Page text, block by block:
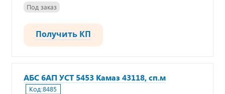
Под заказ
Получить КП
АБС 6АП УСТ 5453 Камаз 43118, сп.м
Код:8485